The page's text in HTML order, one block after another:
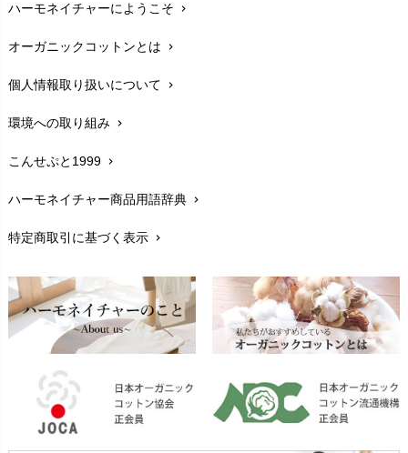
配送と送料chevron_right
在庫状況と発送予定chevron_right
サイズ・寸法chevron_right
生地・素材chevron_right
お手入れについて
レビューを書こうchevron_right
返品交換chevron_right
FAXでのご注文
お問い合わせchevron_right
ハーモネイチャーにようこそ chevron_right
オーガニックコットンとは chevron_right
個人情報取り扱いについて chevron_right
環境への取り組み chevron_right
こんせぷと1999 chevron_right
ハーモネイチャー商品用語辞典 chevron_right
特定商取引に基づく表示 chevron_right